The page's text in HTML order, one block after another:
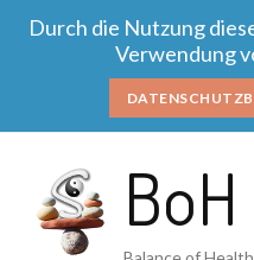
Durch die Nutzung
Verwendung
BoH